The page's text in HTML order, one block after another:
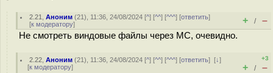
2.21 ,Аноним (21), 11:36, 24/08/2024 [^] [^^] [^^^] [ответить]
[к модератору] + / –
Не смотреть виндовые файлы через MC, очевидно.
2.22 ,Аноним (21), 11:36, 24/08/2024 [^] [^^] [^^^] [ответить][↓]
[к модератору]
+3
+ / –